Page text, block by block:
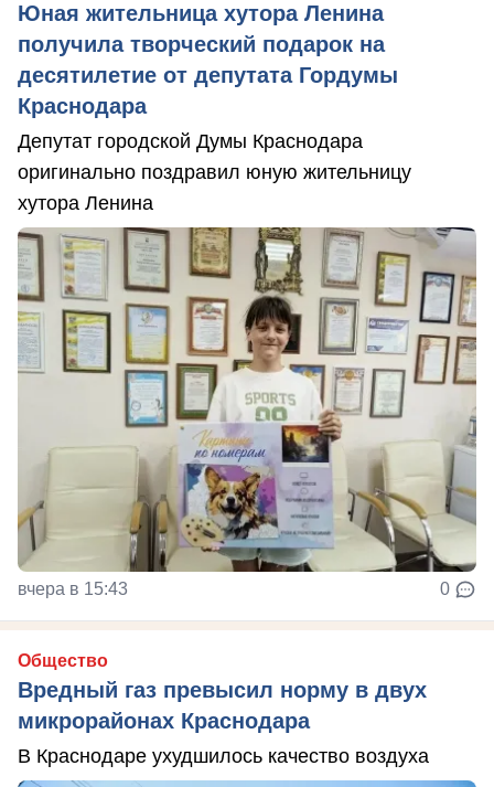
Юная жительница хутора Ленина
получила творческий подарок на
десятилетие от депутата Гордумы
Краснодара
Депутат городской Думы Краснодара
оригинально поздравил юную жительницу
хутора Ленина
вчера в 15:43 0
Общество
Вредный газ превысил норму в двух
микрорайонах Краснодара
В Краснодаре ухудшилось качество воздуха